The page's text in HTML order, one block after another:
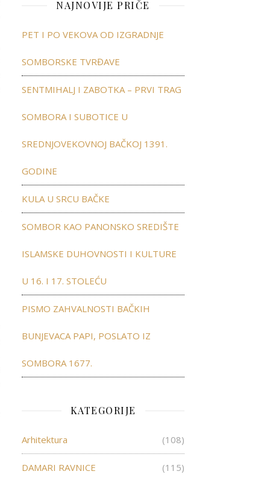
NAJNOVIJE PRIČE
PET I PO VEKOVA OD IZGRADNJE
SOMBORSKE TVRĐAVE
SENTMIHALJ I ZABOTKA – PRVI TRAG
SOMBORA I SUBOTICE U
SREDNJOVEKOVNOJ BAČKOJ 1391.
GODINE
KULA U SRCU BAČKE
SOMBOR KAO PANONSKO SREDIŠTE
ISLAMSKE DUHOVNOSTI I KULTURE
U 16. I 17. STOLEĆU
PISMO ZAHVALNOSTI BAČKIH
BUNJEVACA PAPI, POSLATO IZ
SOMBORA 1677.
KATEGORIJE
Arhitektura (108)
DAMARI RAVNICE (115)